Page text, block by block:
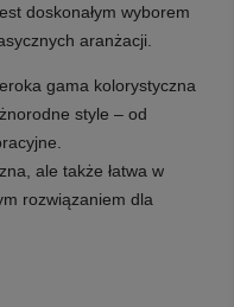
doskonałym wyborem
aranżacji.
gama kolorystyczna
style – od
ale także łatwa w
rozwiązaniem dla